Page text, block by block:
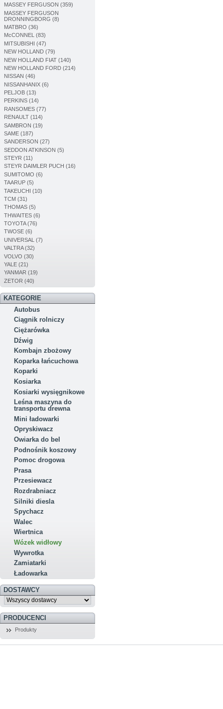
MASSEY FERGUSON (359)
MASSEY FERGUSON
DRONNINGBORG (8)
MATBRO (36)
McCONNEL (83)
MITSUBISHI (47)
NEW HOLLAND (79)
NEW HOLLAND FIAT (140)
NEW HOLLAND FORD (214)
NISSAN (46)
NISSANHANIX (6)
PELJOB (13)
PERKINS (14)
RANSOMES (77)
RENAULT (114)
SAMBRON (19)
SAME (187)
SANDERSON (27)
SEDDON ATKINSON (5)
STEYR (11)
STEYR DAIMLER PUCH (16)
SUMITOMO (6)
TAARUP (5)
TAKEUCHI (10)
TCM (31)
THOMAS (5)
THWAITES (6)
TOYOTA (76)
TWOSE (6)
UNIVERSAL (7)
VALTRA (32)
VOLVO (30)
YALE (21)
YANMAR (19)
ZETOR (40)
KATEGORIE
Autobus
Ciągnik rolniczy
Ciężarówka
Dźwig
Kombajn zbożowy
Koparka łańcuchowa
Koparki
Kosiarka
Kosiarki wysięgnikowe
Leśna maszyna do
transportu drewna
Mini ładowarki
Opryskiwacz
Owiarka do bel
Podnośnik koszowy
Pomoc drogowa
Prasa
Przesiewacz
Rozdrabniacz
Silniki diesla
Spychacz
Walec
Wiertnica
Wózek widłowy
Wywrotka
Zamiatarki
Ładowarka
DOSTAWCY
PRODUCENCI
Produkty